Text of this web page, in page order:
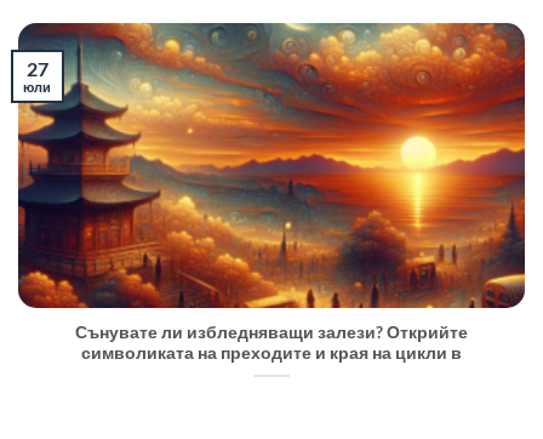
Сънувате ли избледняващи залези? Открийте
символиката на преходите и края на цикли в
27
юли